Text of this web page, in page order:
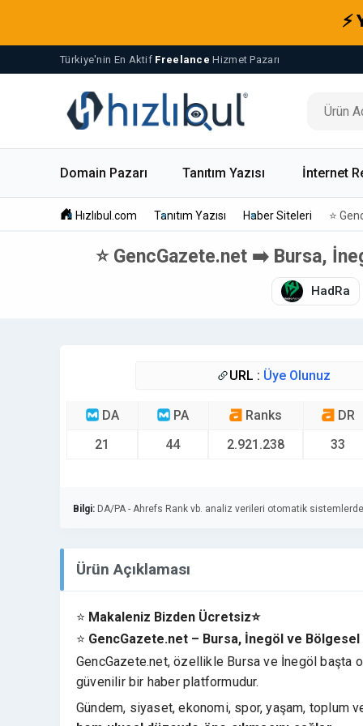
Türkiye'nin En Aktif Freelance Hizmet Pazarı
Domain Pazarı Tanıtım Yazısı İnternet
Hızlıbul.com Tanıtım Yazısı Haber Siteleri ⭐
⭐ GencGazete.net ➡️ Bursa,
HadRa
URL : Üye Olunuz
DA
21
PA
44
Ranks
2.921.238
DR
33
Bilgi: DA/PA - Ahrefs Rank vb. analiz verileri otomatik
Ürün Açıklaması
⭐ Makaleniz Bizden Ücretsiz⭐
⭐ GencGazete.net – Bursa, İnegöl ve Bölgesel
GencGazete.net, özellikle Bursa ve İnegöl başta
güvenilir bir haber platformudur.
Gündem, siyaset, ekonomi, spor, yaşam, toplum